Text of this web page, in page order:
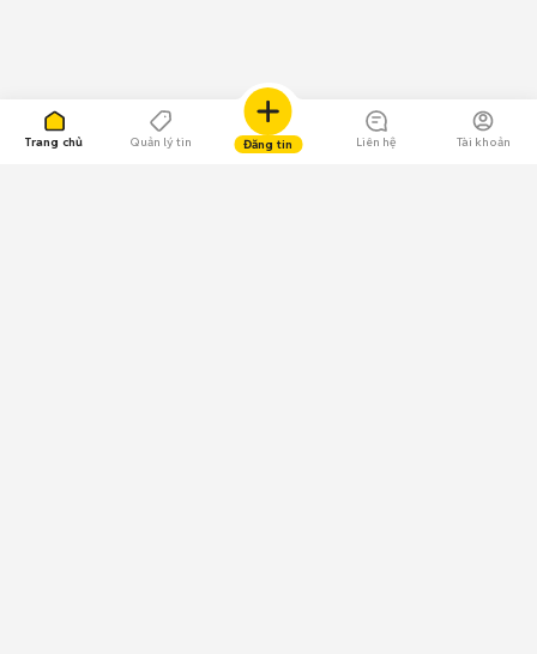
Trang chủ Quản lý tin Đăng tin Liên hệ Tài khoản